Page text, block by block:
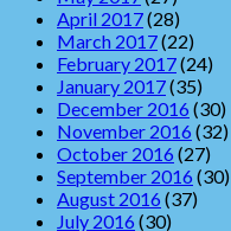
April 2017(28)
March 2017(22)
February 2017(24)
January 2017(35)
December 2016 (30)
November 2016 (32)
October 2016 (27)
September 2016 (30)
August 2016 (37)
July 2016 (30)